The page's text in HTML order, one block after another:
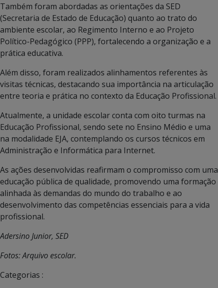
Também foram abordadas as orientações da SED
(Secretaria de Estado de Educação) quanto ao trato do
ambiente escolar, ao Regimento Interno e ao Projeto
Político-Pedagógico (PPP), fortalecendo a organização e a
prática educativa.
Além disso, foram realizados alinhamentos referentes às
visitas técnicas, destacando sua importância na articulação
entre teoria e prática no contexto da Educação Profissional.
Atualmente, a unidade escolar conta com oito turmas na
Educação Profissional, sendo sete no Ensino Médio e uma
na modalidade EJA, contemplando os cursos técnicos em
Administração e Informática para Internet.
As ações desenvolvidas reafirmam o compromisso com uma
educação pública de qualidade, promovendo uma formação
alinhada às demandas do mundo do trabalho e ao
desenvolvimento das competências essenciais para a vida
profissional.
Adersino Junior, SED
Fotos: Arquivo escolar.
Categorias :